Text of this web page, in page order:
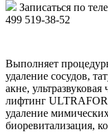
Записаться по
499 519-38-52
Выполняет
удаление сосудов,
акне,
лифтинг
удаление
биоревитализация,